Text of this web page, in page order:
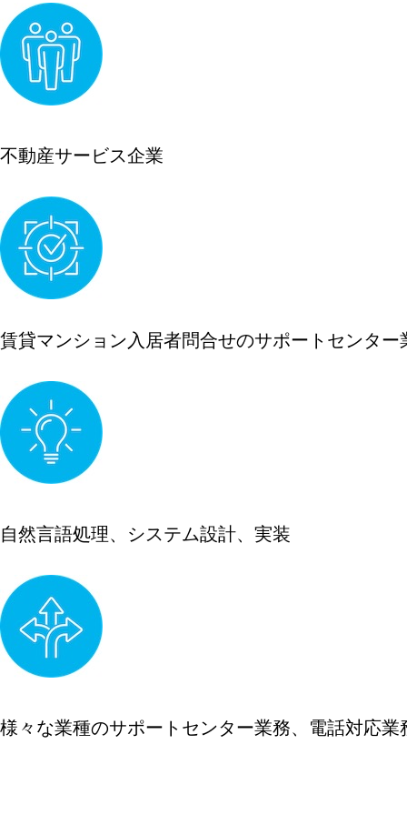
不動産サービス企業
賃貸マンション入居者問合せのサポートセンタ
自然言語処理、システム設計、実装
様々な業種のサポートセンター業務、電話対応業